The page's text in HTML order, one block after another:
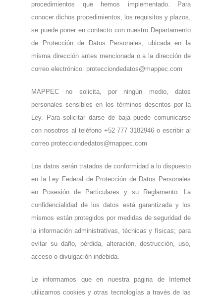
procedimientos que hemos implementado. Para
conocer dichos procedimientos, los requisitos y plazos,
se puede poner en contacto con nuestro Departamento
de Protección de Datos Personales, ubicada en la
misma dirección antes mencionada o a la dirección de
correo electrónico: protecciondedatos@mappec.com
MAPPEC no solicita, por ningún medio, datos
personales sensibles en los términos descritos por la
Ley. Para solicitar darse de baja puede comunicarse
con nosotros al teléfono +52 777 3182946 o escribir al
correo protecciondedatos@mappec.com
Los datos serán tratados de conformidad a lo dispuesto
en la Ley Federal de Protección de Datos Personales
en Posesión de Particulares y su Reglamento. La
confidencialidad de los datos está garantizada y los
mismos están protegidos por medidas de seguridad de
la información administrativas, técnicas y físicas; para
evitar su daño, pérdida, alteración, destrucción, uso,
acceso o divulgación indebida.
Le informamos que en nuestra página de Internet
utilizamos cookies y otras tecnologías a través de las